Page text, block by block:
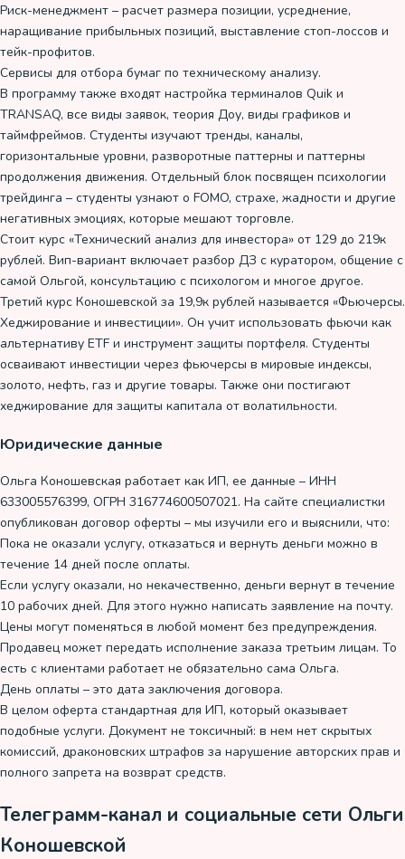
Риск-менеджмент – расчет размера позиции, усреднение,
наращивание прибыльных позиций, выставление стоп-лоссов и
тейк-профитов.
Сервисы для отбора бумаг по техническому анализу.
В программу также входят настройка терминалов Quik и
TRANSAQ, все виды заявок, теория Доу, виды графиков и
таймфреймов. Студенты изучают тренды, каналы,
горизонтальные уровни, разворотные паттерны и паттерны
продолжения движения. Отдельный блок посвящен психологии
трейдинга – студенты узнают о FOMO, страхе, жадности и другие
негативных эмоциях, которые мешают торговле.
Стоит курс «Технический анализ для инвестора» от 129 до 219к
рублей. Вип-вариант включает разбор ДЗ с куратором, общение с
самой Ольгой, консультацию с психологом и многое другое.
Третий курс Коношевской за 19,9к рублей называется «Фьючерсы.
Хеджирование и инвестиции». Он учит использовать фьючи как
альтернативу ETF и инструмент защиты портфеля. Студенты
осваивают инвестиции через фьючерсы в мировые индексы,
золото, нефть, газ и другие товары. Также они постигают
хеджирование для защиты капитала от волатильности.
Юридические данные
Ольга Коношевская работает как ИП, ее данные – ИНН
633005576399, ОГРН 316774600507021. На сайте специалистки
опубликован договор оферты – мы изучили его и выяснили, что:
Пока не оказали услугу, отказаться и вернуть деньги можно в
течение 14 дней после оплаты.
Если услугу оказали, но некачественно, деньги вернут в течение
10 рабочих дней. Для этого нужно написать заявление на почту.
Цены могут поменяться в любой момент без предупреждения.
Продавец может передать исполнение заказа третьим лицам. То
есть с клиентами работает не обязательно сама Ольга.
День оплаты – это дата заключения договора.
В целом оферта стандартная для ИП, который оказывает
подобные услуги. Документ не токсичный: в нем нет скрытых
комиссий, драконовских штрафов за нарушение авторских прав и
полного запрета на возврат средств.
Телеграмм-канал и социальные сети Ольги
Коношевской